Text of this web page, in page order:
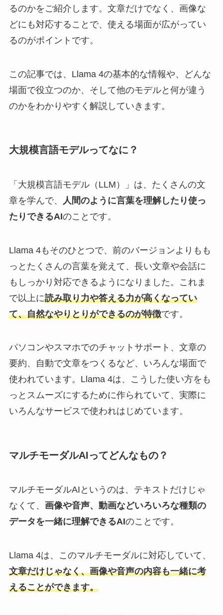
るのかをご紹介します。文章だけでなく、画像な
どにも対応することで、使える場面が広がってい
るのがポイントです。
この記事では、Llama 4の基本的な情報や、どんな
場面で役立つのか、そして他のモデルと何が違う
のかをわかりやすく解説していきます。
大規模言語モデルってなに？
「大規模言語モデル（LLM）」は、たくさんの文
章を学んで、
人間のように言葉を理解したり使っ
たりできるAIのことです。
Llama 4もそのひとつで、前のバージョンよりもも
っとたくさんの言葉を覚えて、長い文章や会話に
もしっかり対応できるようになりました。これま
で以上に読み取り力や答える力が高くなってい
て、自然なやりとりができるのが特徴です。
パソコンやスマホでのチャットサポート、文章の
要約、自動で文章をつくるなど、いろんな場面で
使われています。Llama 4は、こうした使い方をも
っとスムーズにするために作られていて、実際に
いろんなサービスで使われはじめています。
マルチモーダルAIってどんなもの？
マルチモーダルAIというのは、テキストだけじゃ
なくて、 画像や音声、動画などいろいろな種類の
データを一緒に理解できるAIのことです。
Llama 4は、このマルチモーダルに対応していて、
文章だけじゃなく、画像や音声の内容も一緒に考
えることができます。